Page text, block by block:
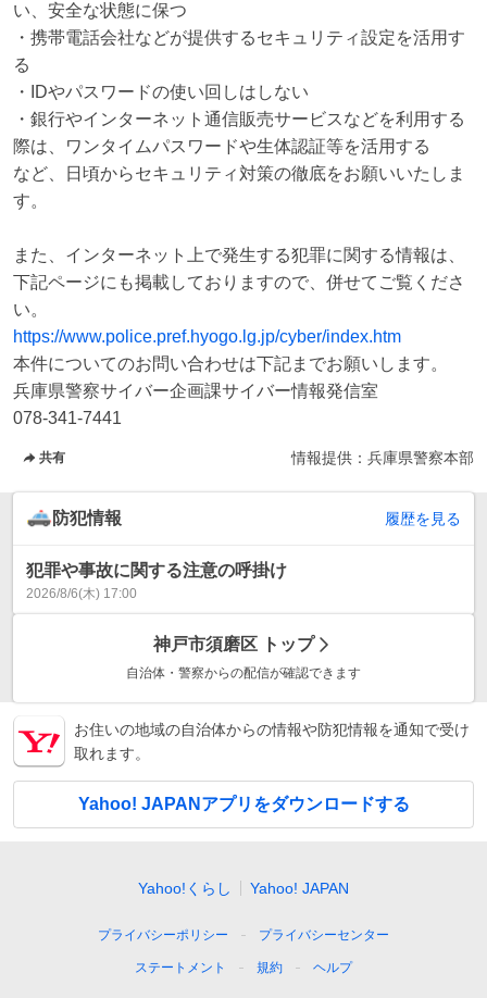
い、安全な状態に保つ
・携帯電話会社などが提供するセキュリティ設定を活用す
る
・IDやパスワードの使い回しはしない
・銀行やインターネット通信販売サービスなどを利用する
際は、ワンタイムパスワードや生体認証等を活用する
など、日頃からセキュリティ対策の徹底をお願いいたしま
す。
また、インターネット上で発生する犯罪に関する情報は、
下記ページにも掲載しておりますので、併せてご覧くださ
https://www.police.pref.hyogo.lg.jp/cyber/index.htm
本件についてのお問い合わせは下記までお願いします。
兵庫県警察サイバー企画課サイバー情報発信室
078-341-7441
共有 情報提供： 兵庫県警察本部
防犯情報 履歴を見る
犯罪や事故に関する注意の呼掛け
2026/8/6(木) 17:00
神戸市須磨区 トップ
自治体・警察からの配信が確認できます
お住いの地域の自治体からの情報や防犯情報を通知で受け
取れます。
Yahoo! JAPANアプリをダウンロードする
Yahoo!くらし Yahoo! JAPAN
プライバシーポリシー プライバシーセンター
ステートメント 規約 ヘルプ